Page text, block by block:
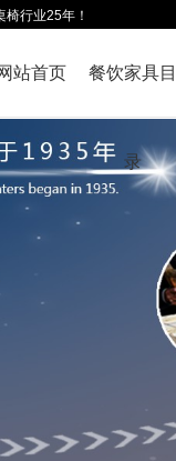
行业25年！
站首页 餐饮家具目
录